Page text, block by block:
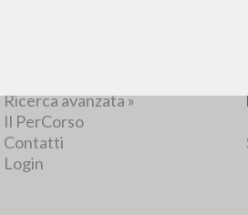
NAVIGA